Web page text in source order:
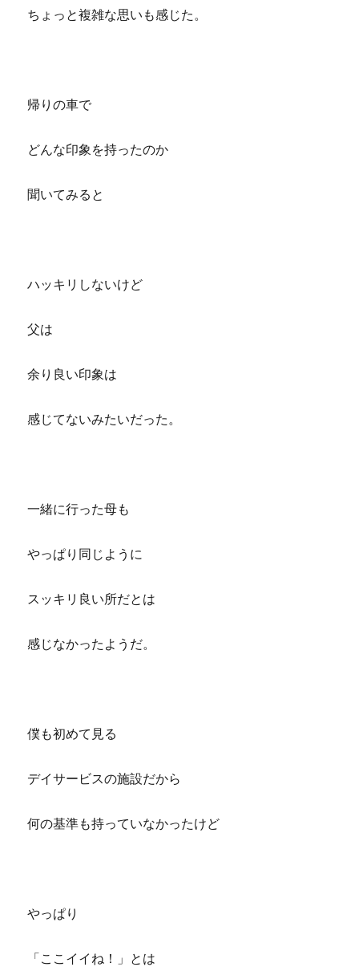
ちょっと複雑な思いも感じた。
帰りの車で
どんな印象を持ったのか
聞いてみると
ハッキリしないけど
父は
余り良い印象は
感じてないみたいだった。
一緒に行った母も
やっぱり同じように
スッキリ良い所だとは
感じなかったようだ。
僕も初めて見る
デイサービスの施設だから
何の基準も持っていなかったけど
やっぱり
「ここイイね！」とは